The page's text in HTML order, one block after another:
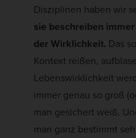
Disziplinen haben wir
sie beschreiben
der Wirklichkeit. Das
Kontext reißen,
Lebenswirklichkeit
immer genau so groß
man gesichert weiß.
man ganz bestimmt